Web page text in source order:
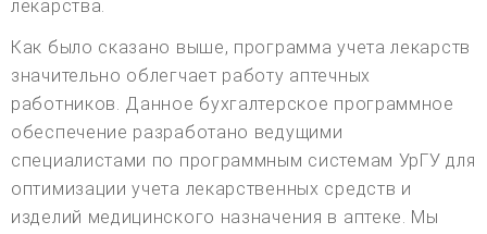
лекарства.
Как было сказано выше, программа учета лекарств
значительно облегчает работу аптечных
работников. Данное бухгалтерское программное
обеспечение разработано ведущими
специалистами по программным системам УрГУ для
оптимизации учета лекарственных средств и
изделий медицинского назначения в аптеке. Мы